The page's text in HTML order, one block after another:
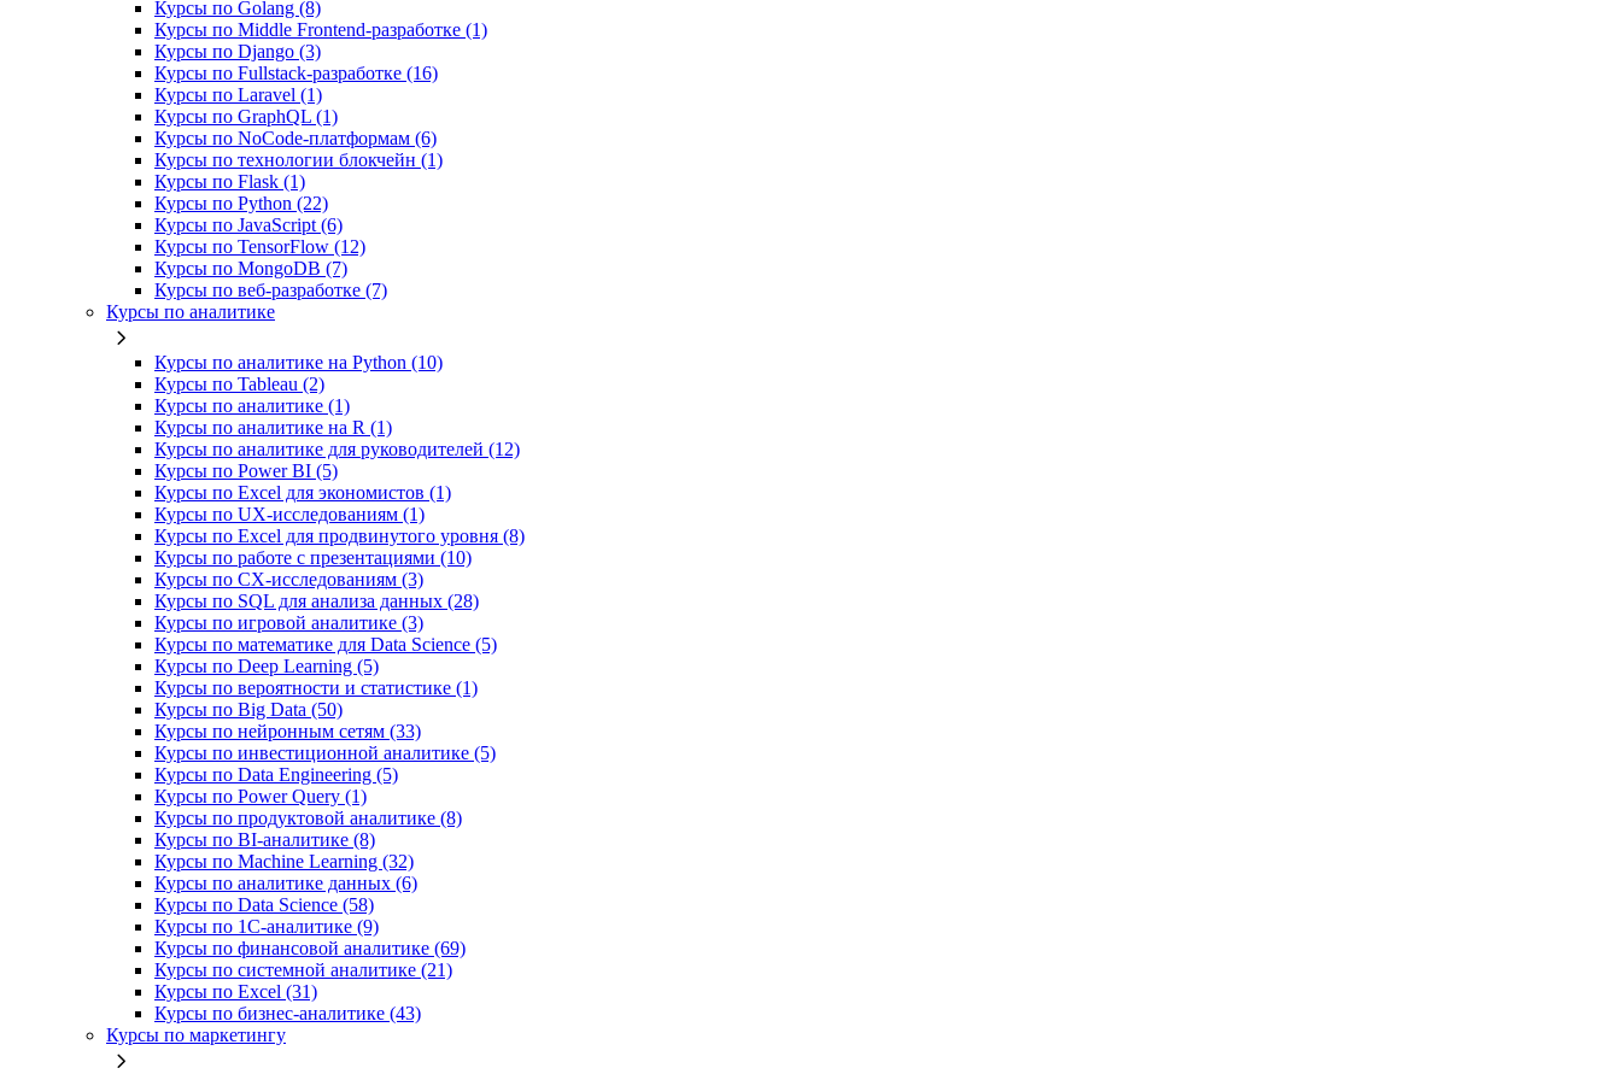
Курсы по Golang (8)
Курсы по Middle Frontend-разработке (1)
Курсы по Django (3)
Курсы по Fullstack‑разработке (16)
Курсы по Laravel (1)
Курсы по GraphQL (1)
Курсы по NoCode‑платформам (6)
Курсы по технологии блокчейн (1)
Курсы по Flask (1)
Курсы по Python (22)
Курсы по JavaScript (6)
Курсы по TensorFlow (12)
Курсы по MongoDB (7)
Курсы по веб‑разработке (7)
Курсы по аналитике
Курсы по аналитике на Python (10)
Курсы по Tableau (2)
Курсы по аналитике (1)
Курсы по аналитике на R (1)
Курсы по аналитике для руководителей (12)
Курсы по Power BI (5)
Курсы по Excel для экономистов (1)
Курсы по UX‑исследованиям (1)
Курсы по Excel для продвинутого уровня (8)
Курсы по работе с презентациями (10)
Курсы по CX-исследованиям (3)
Курсы по SQL для анализа данных (28)
Курсы по игровой аналитике (3)
Курсы по математике для Data Science (5)
Курсы по Deep Learning (5)
Курсы по вероятности и статистике (1)
Курсы по Big Data (50)
Курсы по нейронным сетям (33)
Курсы по инвестиционной аналитике (5)
Курсы по Data Engineering (5)
Курсы по Power Query (1)
Курсы по продуктовой аналитике (8)
Курсы по BI‑аналитике (8)
Курсы по Machine Learning (32)
Курсы по аналитике данных (6)
Курсы по Data Science (58)
Курсы по 1С‑аналитике (9)
Курсы по финансовой аналитике (69)
Курсы по системной аналитике (21)
Курсы по Excel (31)
Курсы по бизнес‑аналитике (43)
Курсы по маркетингу